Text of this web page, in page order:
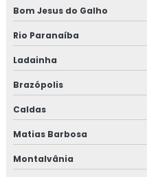
Treinamento em
em salmonella
Treinamento em migração
Treinamento em migração
FSSC 22000
Treinamento em norma brc
Treinamento em norma
Bom Jesus do Galho
Rio Paranaíba
Ladainha
Brazópolis
Caldas
Matias Barbosa
Montalvânia